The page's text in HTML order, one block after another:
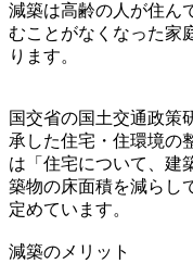
減築は高齢の人が住ん
むことがなくなった家
ります。
国交省の国土交通政策
承した住宅・住環境の
は「住宅について、建
築物の床面積を減らし
定めています。
減築のメリット